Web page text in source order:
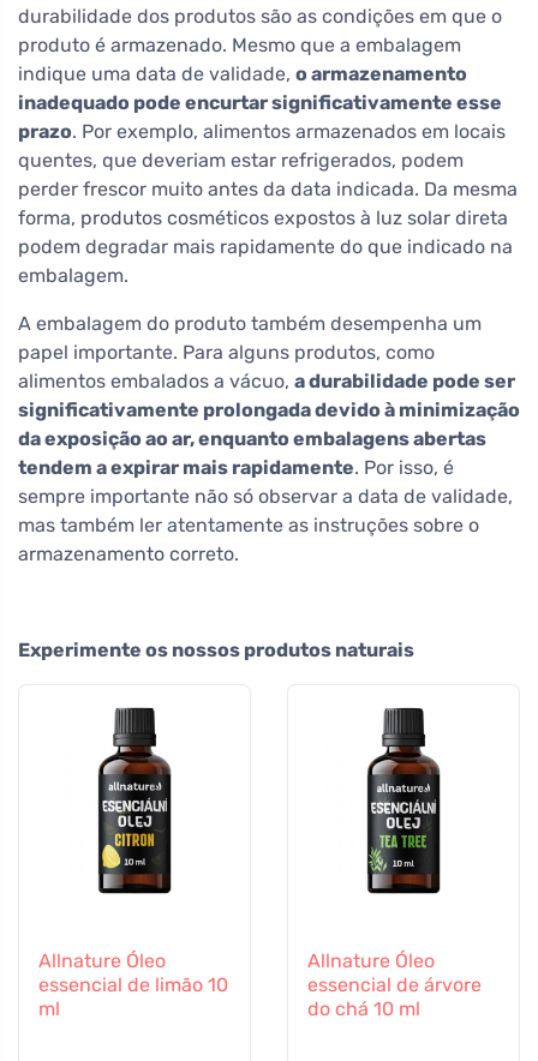
durabilidade dos produtos são as condições em que o
produto é armazenado. Mesmo que a embalagem
indique uma data de validade, o armazenamento
inadequado pode encurtar significativamente esse
prazo. Por exemplo, alimentos armazenados em locais
quentes, que deveriam estar refrigerados, podem
perder frescor muito antes da data indicada. Da mesma
forma, produtos cosméticos expostos à luz solar direta
podem degradar mais rapidamente do que indicado na
embalagem.
A embalagem do produto também desempenha um
papel importante. Para alguns produtos, como
alimentos embalados a vácuo, a durabilidade pode ser
significativamente prolongada devido à minimização
da exposição ao ar, enquanto embalagens abertas
tendem a expirar mais rapidamente. Por isso, é
sempre importante não só observar a data de validade,
mas também ler atentamente as instruções sobre o
armazenamento correto.
Experimente os nossos produtos naturais
Allnature Óleo
essencial de limão 10
ml
Allnature Óleo
essencial de árvore
do chá 10 ml